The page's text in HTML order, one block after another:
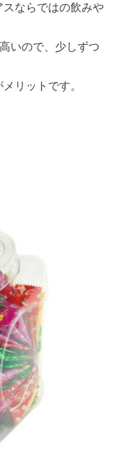
ならではの飲みや
いので、少しずつ
リットです。